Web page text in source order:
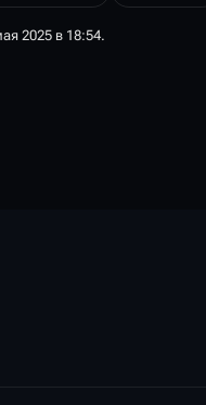
2025 в 18:54.